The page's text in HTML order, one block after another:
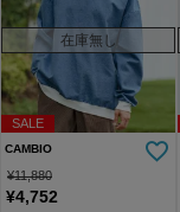
SALE
在庫無し
CAMBIO
¥11,880
¥4,752